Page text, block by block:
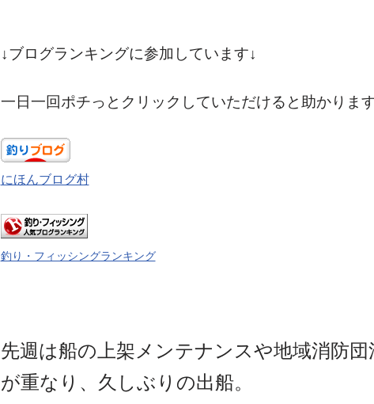
↓ブログランキングに参加しています↓
一日一回ポチっとクリックしていただけると助かります
にほんブログ村
釣り・フィッシングランキング
先週は船の上架メンテナンスや地域消防
が重なり、久しぶりの出船。